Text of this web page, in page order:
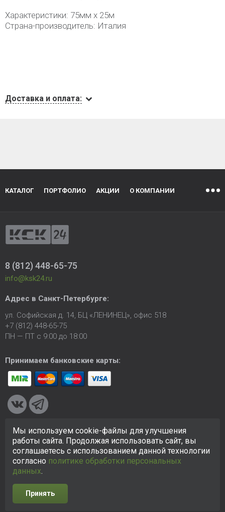
Характеристики: 75мм х 25м
Страна-производитель: Италия
Доставка и оплата:
КАТАЛОГ ПОРТФОЛИО АКЦИИ О КОМПАНИИ
8 (812) 448-65-75
info@ksk24.ru
Адрес в Санкт-Петербурге:
ул. Софийская д. 14, БЦ «ЛЕНИНЕЦ», офис 518
+7 (812) 448-65-75
ПН — ПТ с 9:00 до 18:00
Принимаем банковские карты:
© 2005-2026 ООО «КСК». Сайтhttps://ksk24.ruсоздан
исключительно в информационных целях и любая информация
на сайте не является публичной офертой.Политика в
отношении персональных данных
Разработка сайта
Мы используем cookie-файлы для улучшения
работы сайта. Продолжая использовать сайт, вы
соглашаетесь с использованием данной технологии
согласно политике обработки персональных
данных.
Принять